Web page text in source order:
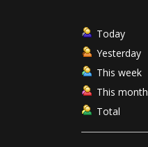
Today
Yesterday
This week
This month
Total